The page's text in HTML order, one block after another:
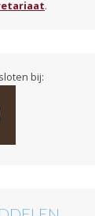
.
bij: